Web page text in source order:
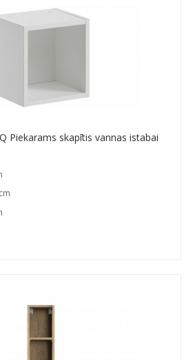
Piekarams skapītis vannas istabai